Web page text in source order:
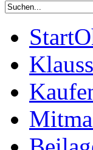
Start
Klaus